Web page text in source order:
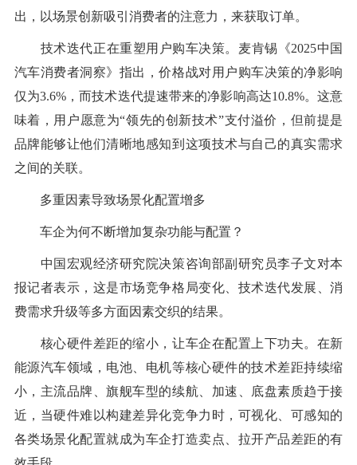
出，以场景创新吸引消费者的注意力，来获取订单。
技术迭代正在重塑用户购车决策。麦肯锡《2025中国
汽车消费者洞察》指出，价格战对用户购车决策的净影响
仅为3.6%，而技术迭代提速带来的净影响高达10.8%。这意
味着，用户愿意为“领先的创新技术”支付溢价，但前提是
品牌能够让他们清晰地感知到这项技术与自己的真实需求
之间的关联。
多重因素导致场景化配置增多
车企为何不断增加复杂功能与配置？
中国宏观经济研究院决策咨询部副研究员李子文对本
报记者表示，这是市场竞争格局变化、技术迭代发展、消
费需求升级等多方面因素交织的结果。
核心硬件差距的缩小，让车企在配置上下功夫。在新
能源汽车领域，电池、电机等核心硬件的技术差距持续缩
小，主流品牌、旗舰车型的续航、加速、底盘素质趋于接
近，当硬件难以构建差异化竞争力时，可视化、可感知的
各类场景化配置就成为车企打造卖点、拉开产品差距的有